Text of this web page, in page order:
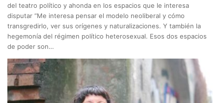
del teatro político y ahonda en los espacios que le interesa
disputar “Me interesa pensar el modelo neoliberal y cómo
transgredirlo, ver sus orígenes y naturalizaciones. Y también la
hegemonía del régimen político heterosexual. Esos dos espacios
de poder son…